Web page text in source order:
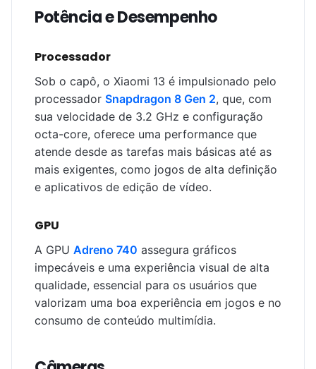
Potência e Desempenho
Processador
Sob o capô, o Xiaomi 13 é impulsionado pelo
processador Snapdragon 8 Gen 2, que, com
sua velocidade de 3.2 GHz e configuração
octa-core, oferece uma performance que
atende desde as tarefas mais básicas até as
mais exigentes, como jogos de alta definição
e aplicativos de edição de vídeo.
GPU
A GPU Adreno 740 assegura gráficos
impecáveis e uma experiência visual de alta
qualidade, essencial para os usuários que
valorizam uma boa experiência em jogos e no
consumo de conteúdo multimídia.